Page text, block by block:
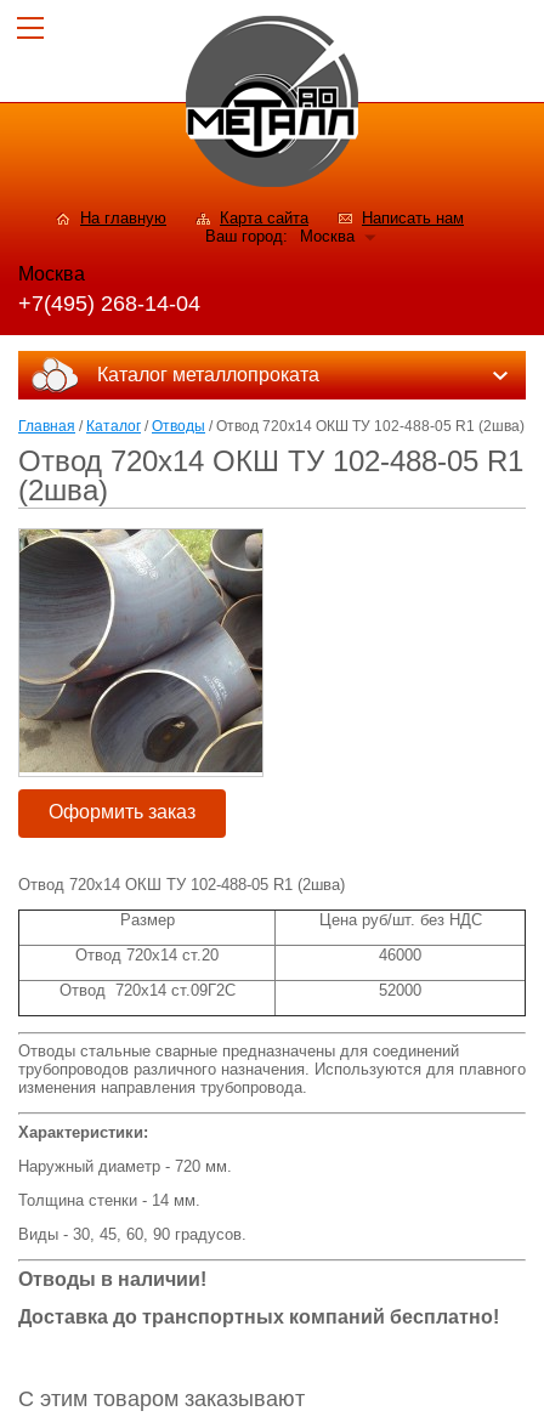
На главную Карта сайта
Написать нам
Ваш город:
Москва
Москва
+7(495) 268-14-04
Каталог металлопроката
Главная / Каталог /Отводы / Отвод 720x14 ОКШ ТУ 102-488-05 R1 (2шва)
Отвод 720x14 ОКШ ТУ 102-488-05 R1
(2шва)
Оформить заказ
Отвод 720x14 ОКШ ТУ 102-488-05 R1 (2шва)
Размер
Цена руб/шт. без НДС
Отвод 720x14 ст.20
46000
Отвод 720x14 ст.09Г2С
52000
Отводы стальные сварные предназначены для соединений
трубопроводов различного назначения. Используются для плавного
изменения направления трубопровода.
Характеристики:
Наружный диаметр - 720 мм.
Толщина стенки - 14 мм.
Виды - 30, 45, 60, 90 градусов.
Отводы в наличии!
Доставка до транспортных компаний бесплатно!
С этим товаром заказывают